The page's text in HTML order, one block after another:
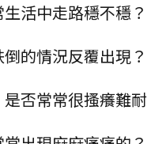
活中走路穩不穩？
的情況反覆出現？
否常常很搔癢難